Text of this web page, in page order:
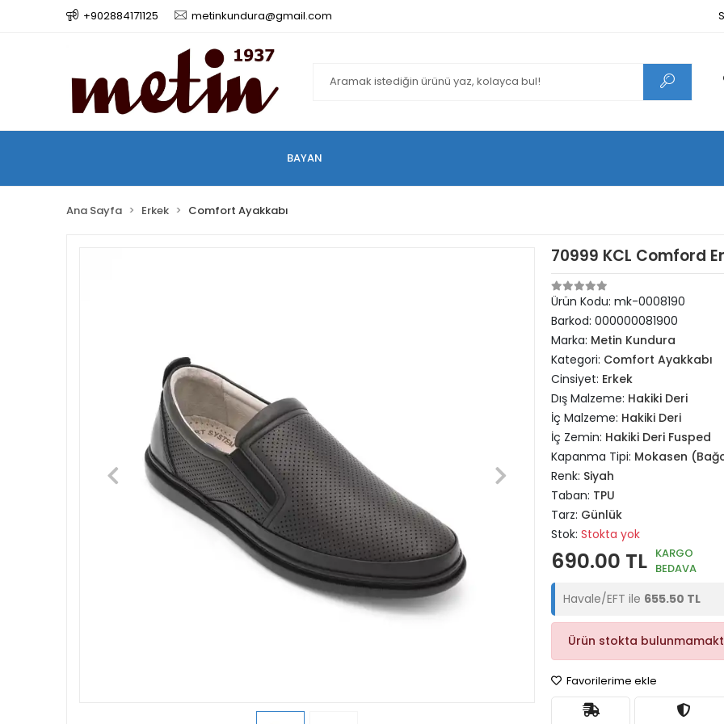
+902884171125 metinkundura@gmail.com
BAYAN
Ana Sayfa Erkek Comfort Ayakkabı
70999 KCL Comford
Ürün Kodu: mk-0008190
Barkod: 000000081900
Marka: Metin Kundura
Kategori: Comfort Ayakkabı
Cinsiyet: Erkek
Dış Malzeme: Hakiki Deri
İç Malzeme: Hakiki Deri
İç Zemin: Hakiki Deri Fusped
Kapanma Tipi: Mokasen
Renk: Siyah
Taban: TPU
Tarz: Günlük
Stok: Stokta yok
690.00 TL KARGO
BEDAVA
Havale/EFT ile 655.50 TL
Ürün stokta
Favorilerime ekle